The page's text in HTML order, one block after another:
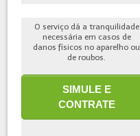
O serviço dá a tranquilidade
necessária em casos de
danos físicos no aparelho ou
de roubos.
SIMULE E
CONTRATE